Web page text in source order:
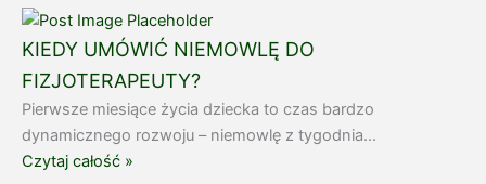
KIEDY UMÓWIĆ NIEMOWLĘ DO
FIZJOTERAPEUTY?
Pierwsze miesiące życia dziecka to czas bardzo
dynamicznego rozwoju – niemowlę z tygodnia...
Czytaj całość »